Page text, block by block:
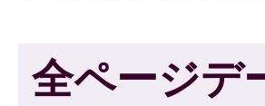
全ページデ